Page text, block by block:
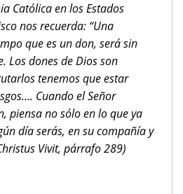
Católica en los Estados
nos recuerda: “Una
que es un don, será sin
Los dones de Dios son
tenemos que estar
Cuando el Señor
piensa no sólo en lo que ya
día serás, en su compañía y
Vivit, párrafo 289)